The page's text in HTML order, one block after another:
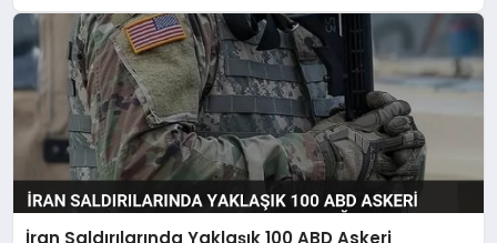
İran Saldırılarında Yaklaşık 100 ABD Askeri